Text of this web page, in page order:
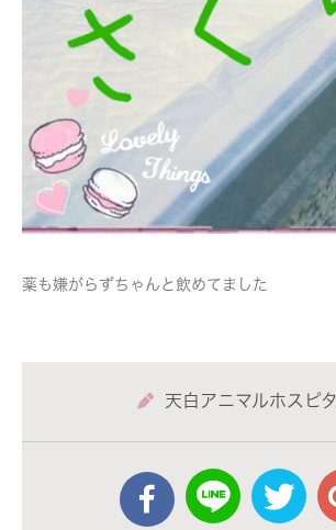
薬も嫌がらずちゃんと飲めてました
天白アニマルホスピ